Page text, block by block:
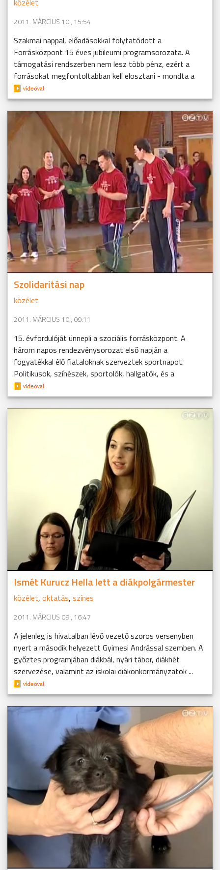
2011. MÁRCIUS 10., 15:54
Szakmai nappal, előadásokkal folytatódott a
Forrásközpont 15 éves jubileumi programsorozata. A
támogatási rendszerben nem lesz több pénz, ezért a
forrásokat megfontoltabban kell elosztani - mondta a
Szolidaritási nap
közélet
2011. MÁRCIUS 10., 09:11
15. évfordulóját ünnepli a szociális forrásközpont. A
három napos rendezvénysorozat első napján a
fogyatékkal élő fiataloknak szerveztek sportnapot.
Politikusok, színészek, sportolók, hallgatók, és a
Ismét Kurucz Hella lett a diákpolgármester
közélet, oktatás, színes
2011. MÁRCIUS 09., 16:47
A jelenleg is hivatalban lévő vezető szoros versenyben
nyert a második helyezett Gyimesi Andrással szemben. A
győztes programjában diákbál, nyári tábor, diákhét
szervezése, valamint az iskolai diákönkormányzatok ...